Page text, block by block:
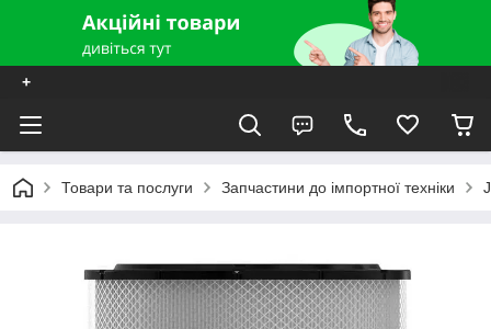
+
Товари та послуги Запчастини до імпортної техніки